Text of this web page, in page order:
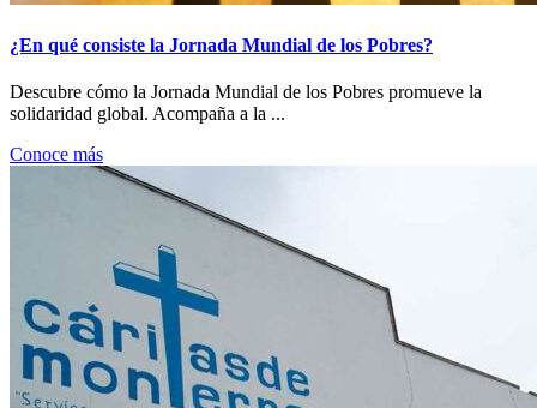
¿En qué consiste la Jornada Mundial de los Pobres?
Descubre cómo la Jornada Mundial de los Pobres promueve la
solidaridad global. Acompaña a la ...
Conoce más